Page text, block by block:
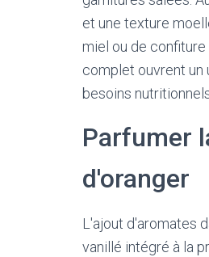
et une texture
miel ou de
complet ouvrent
besoins
Parfumer
d'oranger
L'ajout d'aromates
vanillé intégré à la